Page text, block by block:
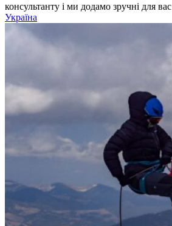
консультанту і ми додамо зручні для вас
Україна